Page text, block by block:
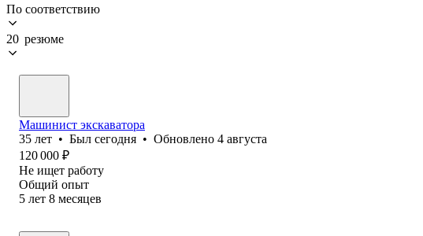
По соответствию
20 резюме
Машинист экскаватора
35 лет • Был сегодня • Обновлено 4 августа
120 000 ₽
Не ищет работу
Общий опыт
5 лет 8 месяцев